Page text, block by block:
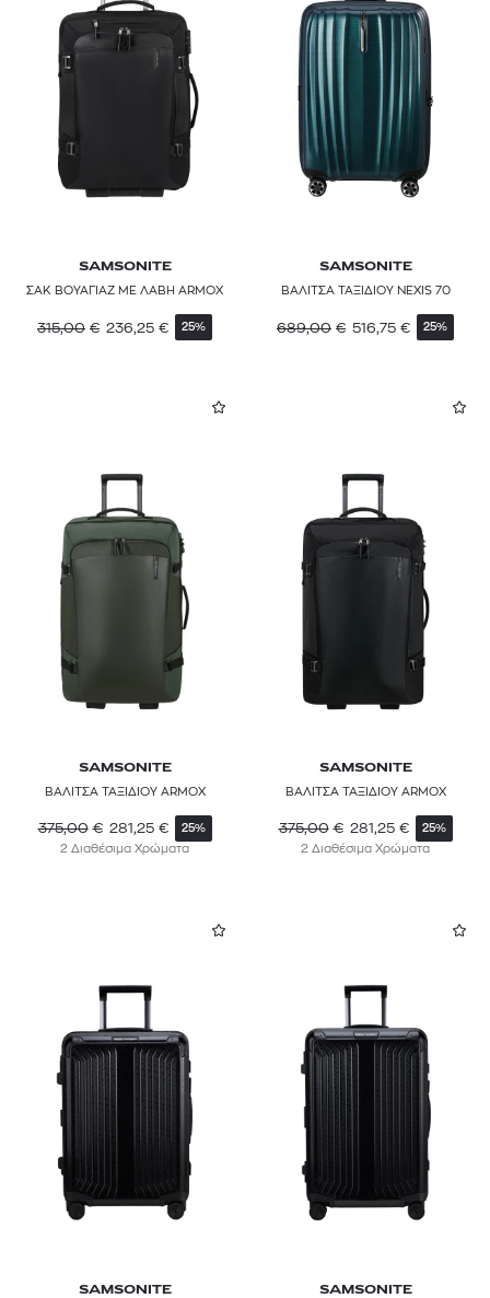
SAMSONITE
ΣΑΚ ΒΟΥΑΓΙΑΖ ΜΕ ΛΑΒΗ ARMOX
315,00 € 236,25 € 25%
SAMSONITE
ΒΑΛΙΤΣΑ ΤΑΞΙΔΙΟΥ NEXIS 70
689,00 € 516,75 € 25%
SAMSONITE
ΒΑΛΙΤΣΑ ΤΑΞΙΔΙΟΥ ARMOX
375,00 € 281,25 € 25%
2 Διαθέσιμα Χρώματα
SAMSONITE
ΒΑΛΙΤΣΑ ΤΑΞΙΔΙΟΥ ARMOX
375,00 € 281,25 € 25%
2 Διαθέσιμα Χρώματα
SAMSONITE
SAMSONITE